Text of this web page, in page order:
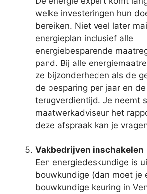
welke investeringen hun
bereiken. Niet veel later
energieplan inclusief alle
energiebesparende
pand. Bij alle
ze bijzonderheden als de
de besparing per jaar en
terugverdientijd. Je neemt
maatwerkadviseur het
deze afspraak kan je
Vakbedrijven inschakelen
Een energiedeskundige is
bouwkundige (dan moet je
bouwkundige keuring in